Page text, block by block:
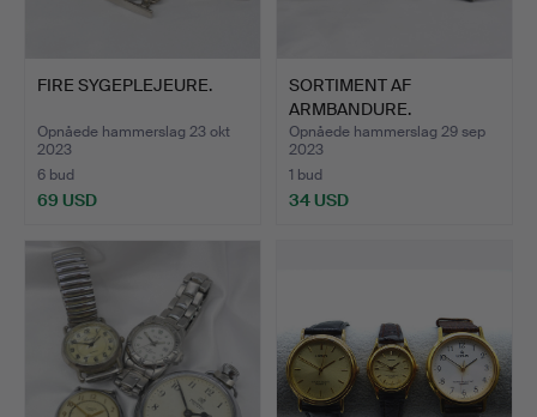
FIRE SYGEPLEJEURE.
Opnåede hammerslag 23 okt
2023
6 bud
69 USD
SORTIMENT AF
ARMBANDURE.
Opnåede hammerslag 29 sep
2023
1 bud
34 USD